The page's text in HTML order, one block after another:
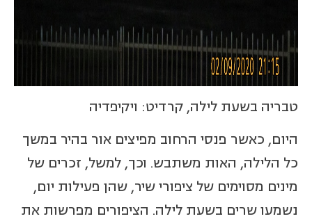
טבריה בשעת לילה, קרדיט: ויקיפדיה
היום, כאשר פנסי הרחוב מפיצים אור בהיר במשך
כל הלילה, האות משתבש. וכך, למשל, זכרים של
מינים מסוימים של ציפורי שיר, שהן פעילות יום,
נשמעו שרים בשעת לילה. הציפורים מפרשות את